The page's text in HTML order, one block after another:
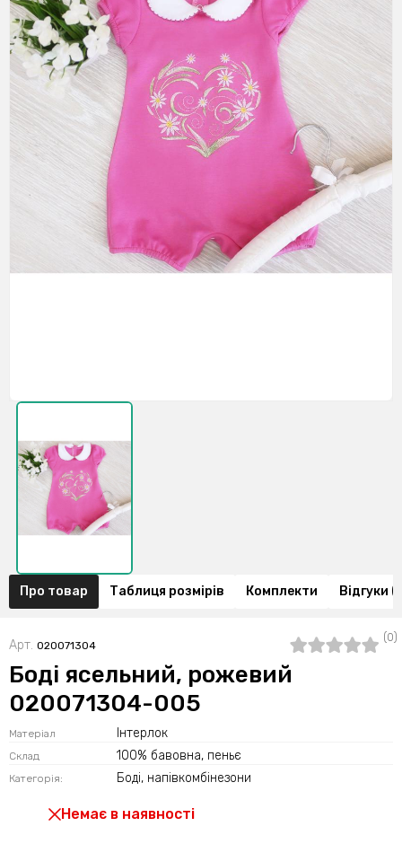
Про товар Таблиця розмірів Комплекти Відгуки
Арт. 020071304
(0)
Боді ясельний, рожевий
020071304-005
Матеріал Інтерлок
Склад 100% бавовна, пеньє
Категорія: Боді, напівкомбінезони
Немає в наявності